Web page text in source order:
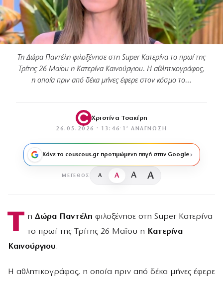
Τη Δώρα Παντέλη φιλοξένησε στη Super Κατερίνα το πρωί της
Τρίτης 26 Μαϊου η Κατερίνα Καινούργιου. Η αθλητικογράφος,
η οποία πριν από δέκα μήνες έφερε στον κόσμο το…
Χριστίνα Τσακίρη
26.05.2026 · 13:46 · 1′ ΑΝΆΓΝΩΣΗ
Κάνε το couscous.gr προτιμώμενη πηγή στην Google
ΜΈΓΕΘΟΣ A A A A
Τ η Δώρα Παντέλη φιλοξένησε στη Super Κατερίνα
το πρωί της Τρίτης 26 Μαϊου η Κατερίνα
Καινούργιου.
Η αθλητικογράφος, η οποία πριν από δέκα μήνες έφερε